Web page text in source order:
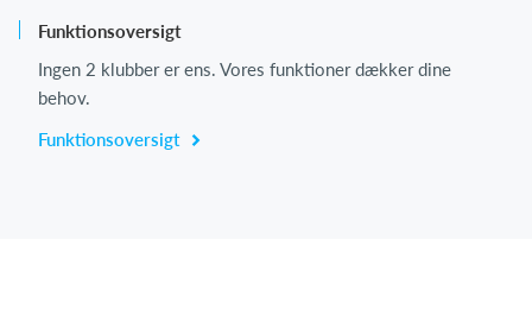
Funktionsoversigt
Ingen 2 klubber er ens. Vores funktioner dækker dine
behov.
Funktionsoversigt